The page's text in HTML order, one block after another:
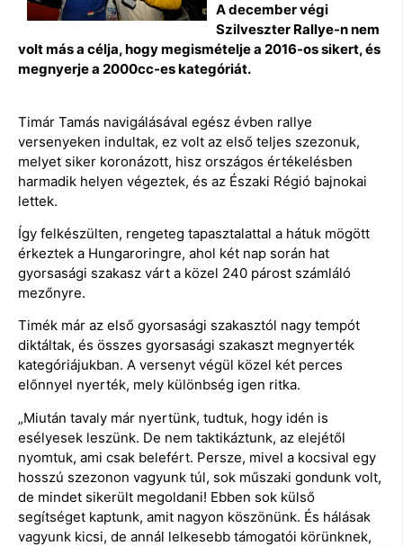
A december végi
Szilveszter Rallye-n nem
volt más a célja, hogy megismételje a 2016-os sikert, és
megnyerje a 2000cc-es kategóriát.
Timár Tamás navigálásával egész évben rallye
versenyeken indultak, ez volt az első teljes szezonuk,
melyet siker koronázott, hisz országos értékelésben
harmadik helyen végeztek, és az Északi Régió bajnokai
lettek.
Így felkészülten, rengeteg tapasztalattal a hátuk mögött
érkeztek a Hungaroringre, ahol két nap során hat
gyorsasági szakasz várt a közel 240 párost számláló
mezőnyre.
Timék már az első gyorsasági szakasztól nagy tempót
diktáltak, és összes gyorsasági szakaszt megnyerték
kategóriájukban. A versenyt végül közel két perces
előnnyel nyerték, mely különbség igen ritka.
„Miután tavaly már nyertünk, tudtuk, hogy idén is
esélyesek leszünk. De nem taktikáztunk, az elejétől
nyomtuk, ami csak belefért. Persze, mivel a kocsival egy
hosszú szezonon vagyunk túl, sok műszaki gondunk volt,
de mindet sikerült megoldani! Ebben sok külső
segítséget kaptunk, amit nagyon köszönünk. És hálásak
vagyunk kicsi, de annál lelkesebb támogatói körünknek,